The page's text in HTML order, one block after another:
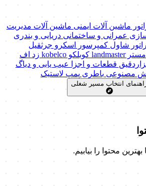
ماشین آلات ایمنی ماشین آلات مدیریت
عمرانی و ساختمانی دریایی و بندری
شاول کمپرسور اسکرو جرثقیل
landmaster کوبلکو kobelco زد اف
قطعات و اجزا
عیب یابی و دیاگ
مصنوعی باطری پمپ لاستیک
انتخاب مسیر شغلی
بهترین محتوا را بیابیم.